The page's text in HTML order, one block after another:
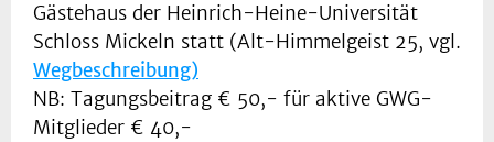
Gästehaus der Heinrich-Heine-Universität
Schloss Mickeln statt (Alt-Himmelgeist 25, vgl.
Wegbeschreibung)
NB: Tagungsbeitrag € 50,- für aktive GWG-
Mitglieder € 40,-